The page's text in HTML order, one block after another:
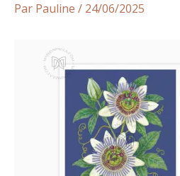
Par Pauline / 24/06/2025